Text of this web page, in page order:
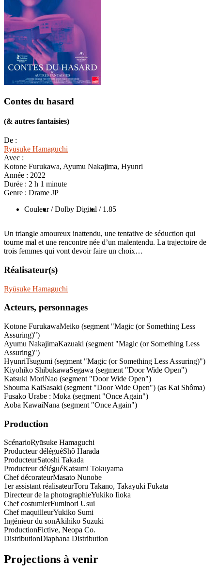
Contes du hasard
(& autres fantaisies)
De :
Ryūsuke Hamaguchi
Avec :
Kotone Furukawa, Ayumu Nakajima, Hyunri
Année : 2022
Durée : 2 h 1 minute
Genre : Drame JP
Couleur / Dolby Digital / 1.85
Un triangle amoureux inattendu, une tentative de séduction qui
tourne mal et une rencontre née d’un malentendu. La trajectoire de
trois femmes qui vont devoir faire un choix…
Réalisateur(s)
Ryūsuke Hamaguchi
Acteurs, personnages
Kotone FurukawaMeiko (segment "Magic (or Something Less
Assuring)")
Ayumu NakajimaKazuaki (segment "Magic (or Something Less
Assuring)")
HyunriTsugumi (segment "Magic (or Something Less Assuring)")
Kiyohiko ShibukawaSegawa (segment "Door Wide Open")
Katsuki MoriNao (segment "Door Wide Open")
Shouma KaiSasaki (segment "Door Wide Open") (as Kai Shôma)
Fusako Urabe : Moka (segment "Once Again")
Aoba KawaiNana (segment "Once Again")
Production
ScénarioRyūsuke Hamaguchi
Producteur déléguéShô Harada
ProducteurSatoshi Takada
Producteur déléguéKatsumi Tokuyama
Chef décorateurMasato Nunobe
1er assistant réalisateurToru Takano, Takayuki Fukata
Directeur de la photographieYukiko Iioka
Chef costumierFuminori Usui
Chef maquilleurYukiko Sumi
Ingénieur du sonAkihiko Suzuki
ProductionFictive, Neopa Co.
DistributionDiaphana Distribution
Projections à venir